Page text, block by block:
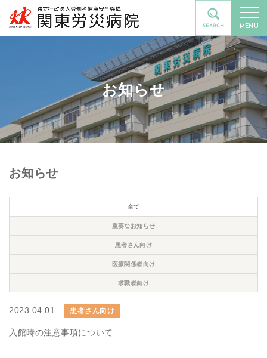
MENU
お知らせ
お知らせ
全て
重要なお知らせ
患者さん向け
医療関係者向け
求職者向け
2023.04.01 患者さん向け
入館時の注意事項について